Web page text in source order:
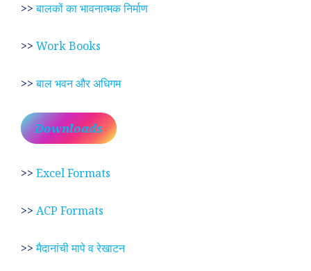
>>बालकों का भावनात्मक निर्माण
>> Work Books
>>बाल भवन और अधिगम
Downloads
>> Excel Formats
>> ACP Formats
>>मैदानांची मापे व रेखाटन